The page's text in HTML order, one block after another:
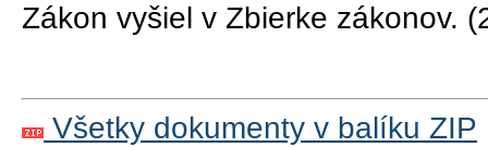
Zákon vyšiel v Zbierke zákonov.
Všetky dokumenty v balíku ZIP